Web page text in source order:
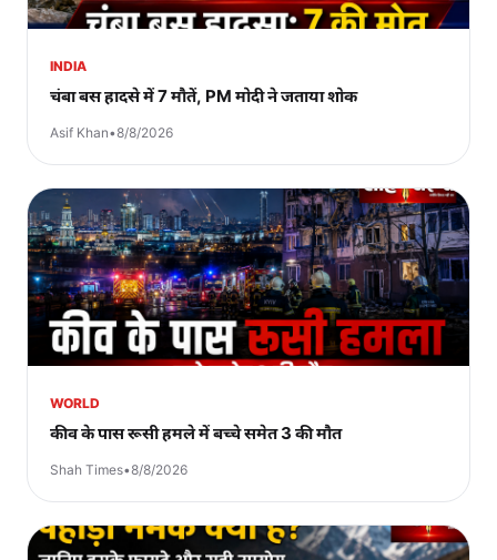
INDIA
चंबा बस हादसे में 7 मौतें, PM मोदी ने जताया शोक
Asif Khan•8/8/2026
WORLD
कीव के पास रूसी हमले में बच्चे समेत 3 की मौत
Shah Times•8/8/2026